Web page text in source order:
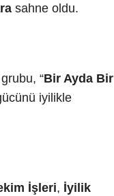
sahne oldu.
grubu, “Bir Ayda Bir
iyilikle
İşleri, İyilik